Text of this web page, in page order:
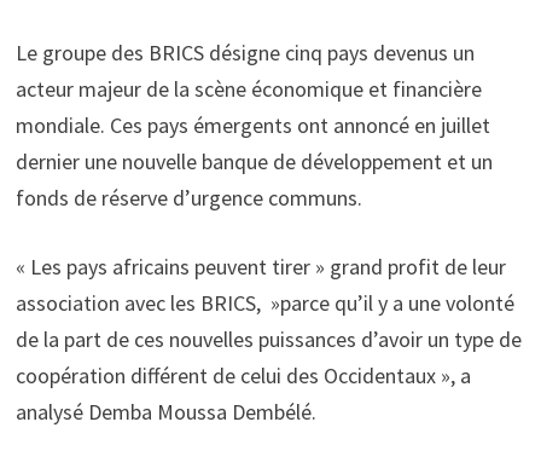
Le groupe des BRICS désigne cinq pays devenus un
acteur majeur de la scène économique et financière
mondiale. Ces pays émergents ont annoncé en juillet
dernier une nouvelle banque de développement et un
fonds de réserve d’urgence communs.
« Les pays africains peuvent tirer » grand profit de leur
association avec les BRICS, »parce qu’il y a une volonté
de la part de ces nouvelles puissances d’avoir un type de
coopération différent de celui des Occidentaux », a
analysé Demba Moussa Dembélé.